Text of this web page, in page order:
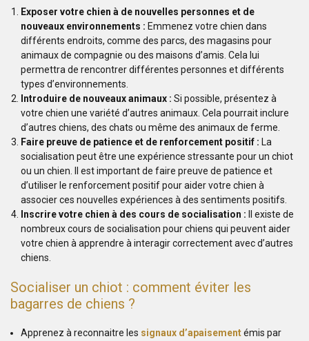
Exposer votre chien à de nouvelles personnes et de
nouveaux environnements : Emmenez votre chien dans
différents endroits, comme des parcs, des magasins pour
animaux de compagnie ou des maisons d’amis. Cela lui
permettra de rencontrer différentes personnes et différents
types d’environnements.
Introduire de nouveaux animaux : Si possible, présentez à
votre chien une variété d’autres animaux. Cela pourrait inclure
d’autres chiens, des chats ou même des animaux de ferme.
Faire preuve de patience et de renforcement positif : La
socialisation peut être une expérience stressante pour un chiot
ou un chien. Il est important de faire preuve de patience et
d’utiliser le renforcement positif pour aider votre chien à
associer ces nouvelles expériences à des sentiments positifs.
Inscrire votre chien à des cours de socialisation : Il existe de
nombreux cours de socialisation pour chiens qui peuvent aider
votre chien à apprendre à interagir correctement avec d’autres
chiens.
Socialiser un chiot : comment éviter les
bagarres de chiens ?
Apprenez à reconnaitre les signaux d’apaisementémis par